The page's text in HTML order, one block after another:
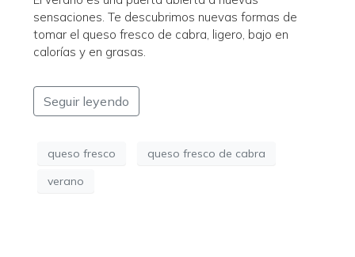
sensaciones. Te descubrimos nuevas formas de
tomar el queso fresco de cabra, ligero, bajo en
calorías y en grasas.
Seguir leyendo
queso fresco
queso fresco de cabra
verano